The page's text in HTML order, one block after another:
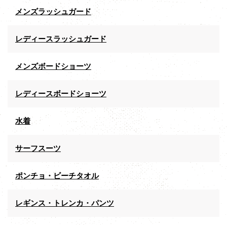
メンズラッシュガード
レディースラッシュガード
メンズボードショーツ
レディースボードショーツ
水着
サーフスーツ
ポンチョ・ビーチタオル
レギンス・トレンカ・パンツ